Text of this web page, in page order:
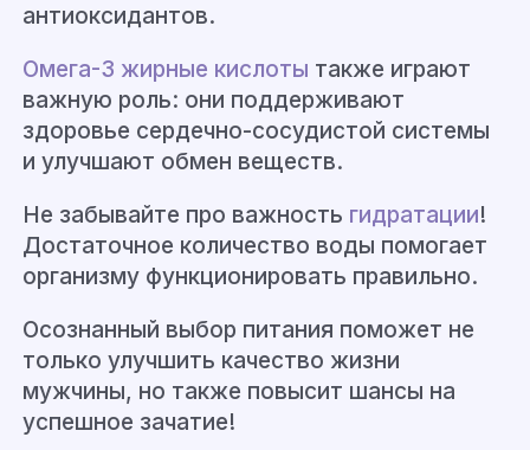
антиоксидантов.
Омега-3 жирные кислоты также играют
важную роль: они поддерживают
здоровье сердечно-сосудистой системы
и улучшают обмен веществ.
Не забывайте про важность гидратации!
Достаточное количество воды помогает
организму функционировать правильно.
Осознанный выбор питания поможет не
только улучшить качество жизни
мужчины, но также повысит шансы на
успешное зачатие!